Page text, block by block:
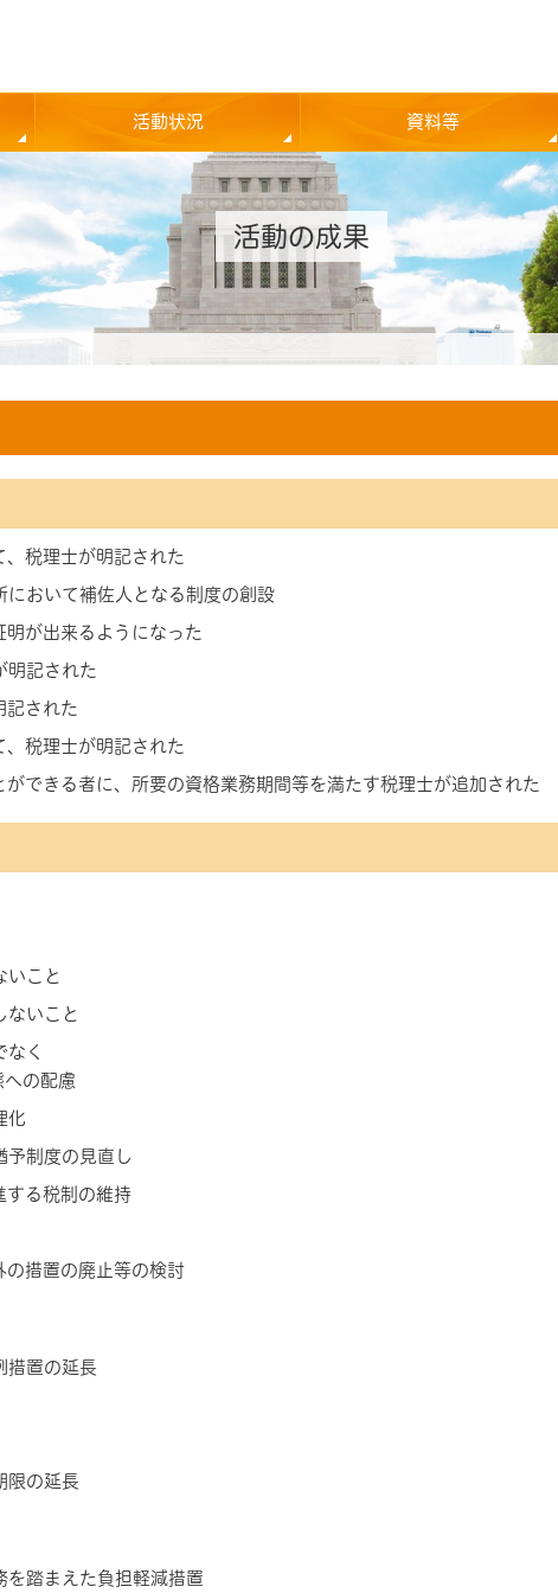
活動状況 資料等
活動の成果
税理士が明記された
おいて補佐人となる制度の創設
が出来るようになった
明記された
記された
税理士が明記された
できる者に、所要の資格業務期間等を満たす税理士が追加された
いこと
ないこと
く
の配慮
化
予制度の見直し
する税制の維持
措置の廃止等の検討
措置の延長
限の延長
踏まえた負担軽減措置